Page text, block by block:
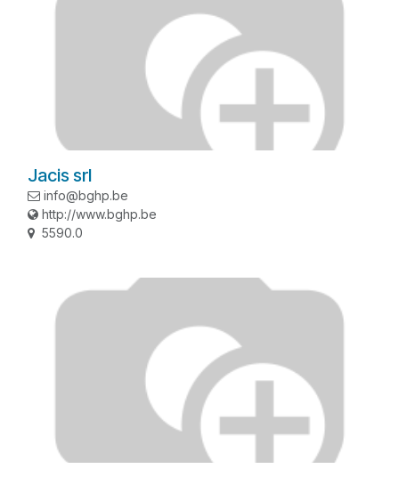
Jacis srl
info@bghp.be
http://www.bghp.be
5590.0